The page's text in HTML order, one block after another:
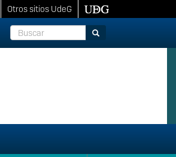
Otros sitios UdeG
Buscar
Buscar